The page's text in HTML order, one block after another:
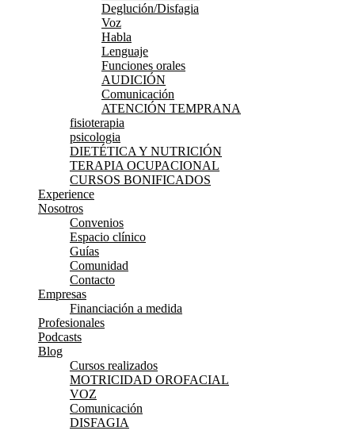
Deglución/Disfagia
Voz
Habla
Lenguaje
Funciones orales
AUDICIÓN
Comunicación
ATENCIÓN TEMPRANA
fisioterapia
psicologia
DIETÉTICA Y NUTRICIÓN
TERAPIA OCUPACIONAL
CURSOS BONIFICADOS
Experience
Nosotros
Convenios
Espacio clínico
Guías
Comunidad
Contacto
Empresas
Financiación a medida
Profesionales
Podcasts
Blog
Cursos realizados
MOTRICIDAD OROFACIAL
VOZ
Comunicación
DISFAGIA